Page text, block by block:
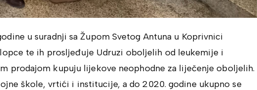
u suradnji sa Župom Svetog Antuna u Koprivnici
te ih prosljeđuje Udruzi oboljelih od leukemije i
prodajom kupuju lijekove neophodne za liječenje oboljelih.
škole, vrtići i institucije, a do 2020. godine ukupno se